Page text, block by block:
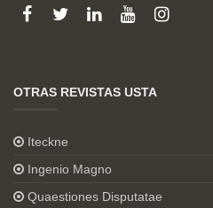
OTRAS REVISTAS USTA
Iteckne
Ingenio Magno
Quaestiones Disputatae